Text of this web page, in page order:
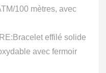
100 mètres, avec
Bracelet effilé solide
avec fermoir